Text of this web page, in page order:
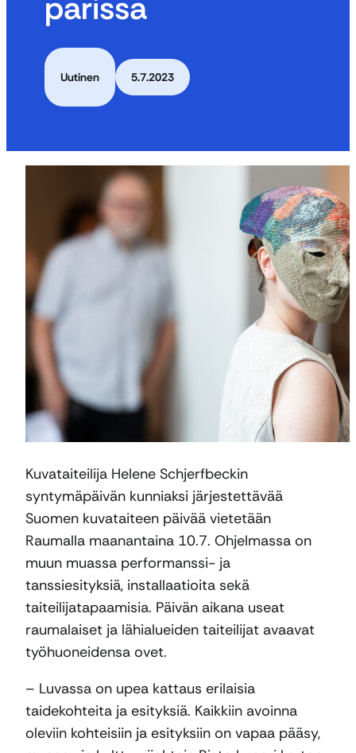
Uutinen 5.7.2023
Kuvataiteilija Helene Schjerfbeckin
syntymäpäivän kunniaksi järjestettävää
Suomen kuvataiteen päivää vietetään
Raumalla maanantaina 10.7. Ohjelmassa on
muun muassa performanssi- ja
tanssiesityksiä, installaatioita sekä
taiteilijatapaamisia. Päivän aikana useat
raumalaiset ja lähialueiden taiteilijat avaavat
työhuoneidensa ovet.
– Luvassa on upea kattaus erilaisia
taidekohteita ja esityksiä. Kaikkiin avoinna
oleviin kohteisiin ja esityksiin on vapaa pääsy,